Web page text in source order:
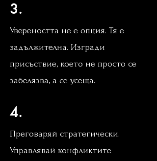
3.
Увереността не е опция. Тя е
задължителна. Изгради
присъствие, което не просто се
забелязва, а се усеща.
4.
Преговаряй стратегически.
Управлявай конфликтите